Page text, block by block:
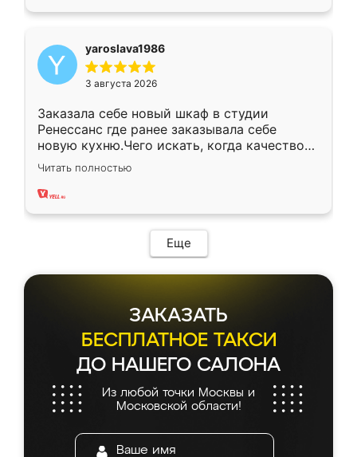
yaroslava1986
3 августа 2026
Заказала себе новый шкаф в студии
Ренессанс где ранее заказывала себе
новую кухню.Чего искать, когда качеством
вполне довольна. Служит кухня уже почти
два года, нареканий нет.
Читать полностью
Еще
ЗАКАЗАТЬ
БЕСПЛАТНОЕ ТАКСИ
ДО НАШЕГО САЛОНА
Из любой точки Москвы и
Московской области!